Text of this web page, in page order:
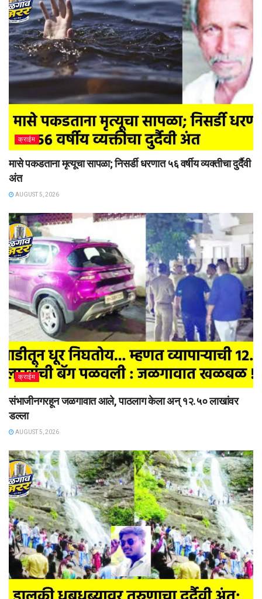
क्राईम
मासे पकडताना मृत्यूचा सापळा; निसर्डी धरणात ५६ वर्षीय व्यक्तीचा दुर्दैवी
अंत
AUGUST 5, 2026
क्राईम
संभाजीनगरहून जळगावात आले, पाठलाग केला अन् १२.५० लाखांवर
डल्ला
AUGUST 5, 2026